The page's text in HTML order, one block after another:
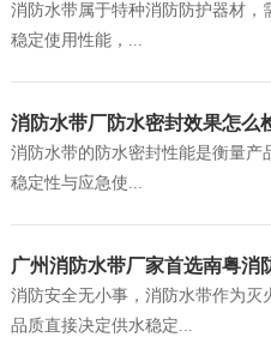
消防水带属于特种消防防护器材
稳定使用性能，...
消防水带厂防水密封效果怎么
消防水带的防水密封性能是衡量产
稳定性与应急使...
广州消防水带厂家首选南粤消
消防安全无小事，消防水带作为
品质直接决定供水稳定...